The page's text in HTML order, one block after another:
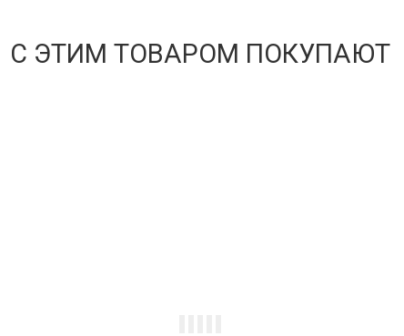
С ЭТИМ ТОВАРОМ ПОКУПАЮТ